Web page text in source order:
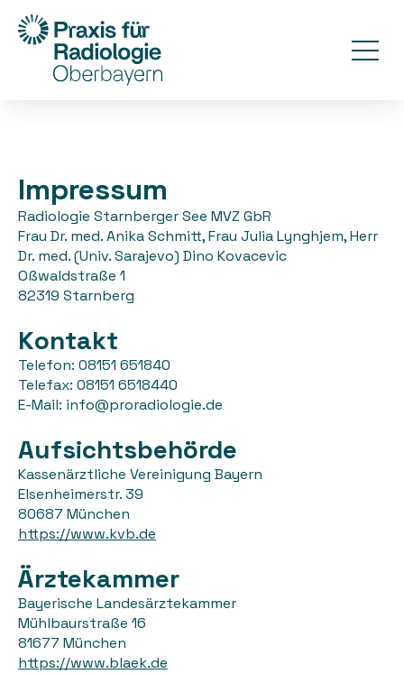
Impressum
Radiologie Starnberger See MVZ GbR
Frau Dr. med. Anika Schmitt, Frau Julia Lynghjem, Herr
Dr. med. (Univ. Sarajevo) Dino Kovacevic
Oßwaldstraße 1
82319 Starnberg
Kontakt
Telefon: 08151 651840
Telefax: 08151 6518440
E-Mail: info@proradiologie.de
Aufsichtsbehörde
Kassenärztliche Vereinigung Bayern
Elsenheimerstr. 39
80687 München
https://www.kvb.de
Ärztekammer
Bayerische Landesärztekammer
Mühlbaurstraße 16
81677 München
https://www.blaek.de